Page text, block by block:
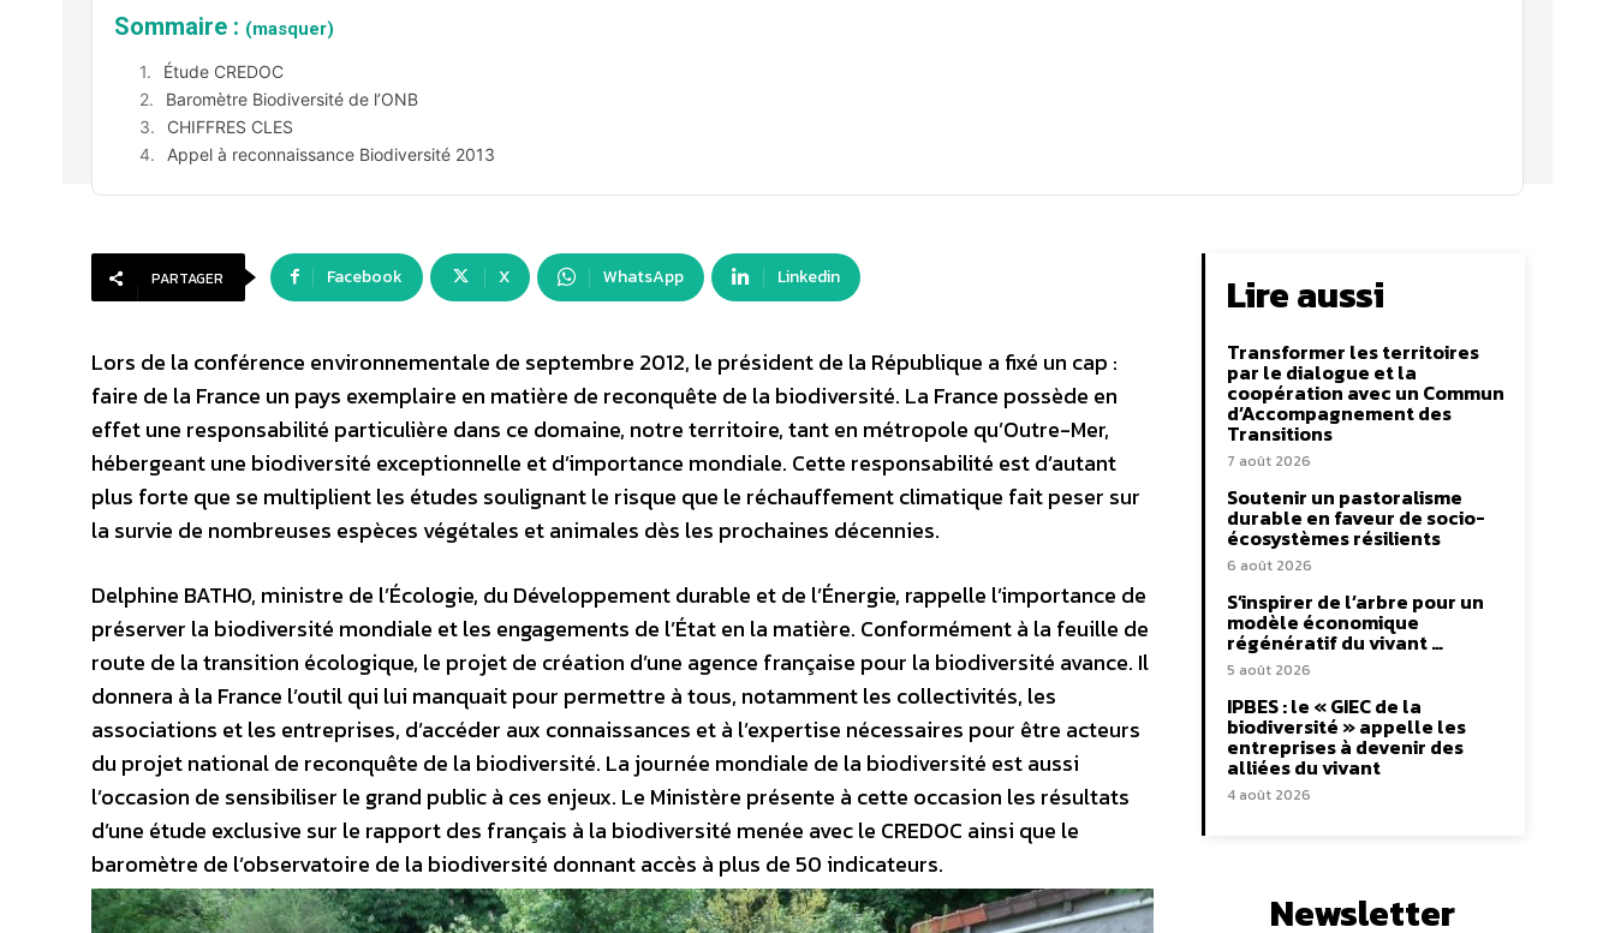
Sommaire : (masquer)
Étude CREDOC
Baromètre Biodiversité de l’ONB
CHIFFRES CLES
Appel à reconnaissance Biodiversité 2013
PARTAGER Facebook X WhatsApp Linkedin
Lors de la conférence environnementale de septembre 2012, le président de la République a fixé un cap :
faire de la France un pays exemplaire en matière de reconquête de la biodiversité. La France possède en
effet une responsabilité particulière dans ce domaine, notre territoire, tant en métropole qu’Outre-Mer,
hébergeant une biodiversité exceptionnelle et d’importance mondiale. Cette responsabilité est d’autant
plus forte que se multiplient les études soulignant le risque que le réchauffement climatique fait peser sur
la survie de nombreuses espèces végétales et animales dès les prochaines décennies.
Delphine BATHO, ministre de l’Écologie, du Développement durable et de l’Énergie, rappelle l’importance de
préserver la biodiversité mondiale et les engagements de l’État en la matière. Conformément à la feuille de
route de la transition écologique, le projet de création d’une agence française pour la biodiversité avance. Il
donnera à la France l’outil qui lui manquait pour permettre à tous, notamment les collectivités, les
associations et les entreprises, d’accéder aux connaissances et à l’expertise nécessaires pour être acteurs
du projet national de reconquête de la biodiversité. La journée mondiale de la biodiversité est aussi
l’occasion de sensibiliser le grand public à ces enjeux. Le Ministère présente à cette occasion les résultats
d’une étude exclusive sur le rapport des français à la biodiversité menée avec le CREDOC ainsi que le
baromètre de l’observatoire de la biodiversité donnant accès à plus de 50 indicateurs.
Lire aussi
Transformer les territoires
par le dialogue et la
coopération avec un Commun
d’Accompagnement des
Transitions
7 août 2026
Soutenir un pastoralisme
durable en faveur de socio-
écosystèmes résilients
6 août 2026
S’inspirer de l’arbre pour un
modèle économique
régénératif du vivant …
5 août 2026
IPBES : le « GIEC de la
biodiversité » appelle les
entreprises à devenir des
alliées du vivant
4 août 2026
Newsletter